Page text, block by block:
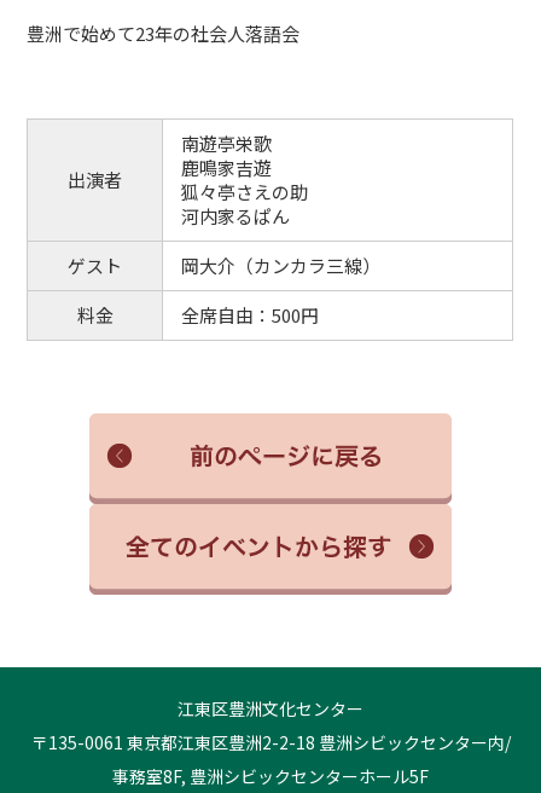
豊洲で始めて23年の社会人落語会
出演者
南遊亭栄歌
鹿鳴家吉遊
狐々亭さえの助
河内家るぱん
ゲスト
岡大介（カンカラ三線）
料金
全席自由：500円
江東区豊洲文化センター
〒135-0061 東京都江東区豊洲2-2-18 豊洲シビックセンター内/
事務室8F, 豊洲シビックセンターホール5F